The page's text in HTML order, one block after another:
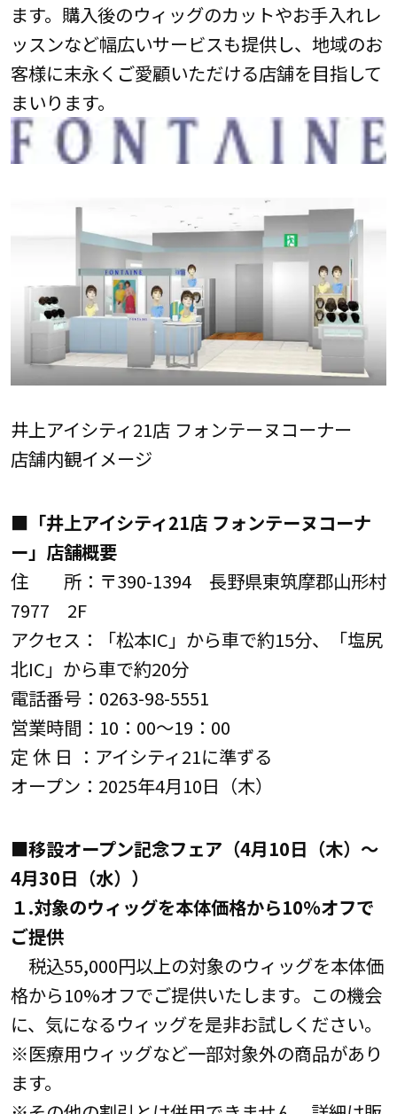
ます。購入後のウィッグのカットやお手入れレ
ッスンなど幅広いサービスも提供し、地域のお
客様に末永くご愛顧いただける店舗を目指して
まいります。
井上アイシティ21店 フォンテーヌコーナー
店舗内観イメージ
■「井上アイシティ21店 フォンテーヌコーナ
ー」店舗概要
住 所：〒390-1394 長野県東筑摩郡山形村
7977 2F
アクセス：「松本IC」から車で約15分、「塩尻
北IC」から車で約20分
電話番号：0263-98-5551
営業時間：10：00～19：00
定 休 日 ：アイシティ21に準ずる
オープン：2025年4月10日（木）
■移設オープン記念フェア（4月10日（木）～
4月30日（水））
１.対象のウィッグを本体価格から10%オフで
ご提供
税込55,000円以上の対象のウィッグを本体価
格から10%オフでご提供いたします。この機会
に、気になるウィッグを是非お試しください。
※医療用ウィッグなど一部対象外の商品があり
ます。